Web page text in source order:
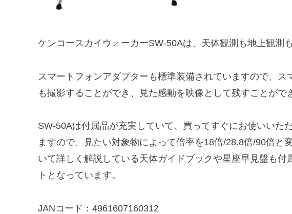
ケンコースカイウォーカーSW-50Aは、天体観測も地上観測
スマートフォンアダプターも標準装備されていますので、
も撮影することができ、見た感動を映像として残すことがで
SW-50Aは付属品が充実していて、買ってすぐにお使いいた
ますので、見たい対象物によって倍率を18倍/28.8倍/90倍と
いて詳しく解説している天体ガイドブックや星座早見盤も付
トとなっています。
JANコード：4961607160312